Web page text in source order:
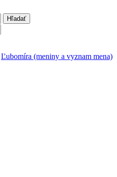
Ľubomíra (meniny a vyznam mena)